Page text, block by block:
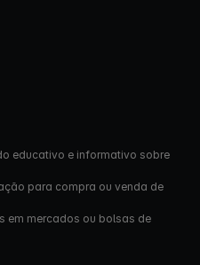
educativo e informativo sobre
para compra ou venda de
em mercados ou bolsas de